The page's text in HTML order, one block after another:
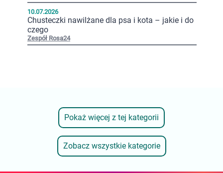
10.07.2026
Chusteczki nawilżane dla psa i kota – jakie i do
czego
Zespół Rosa24
Zobacz wszystkie kategorie
Pokaż więcej z tej kategorii